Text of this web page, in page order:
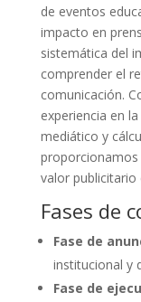
de eventos
impacto en
sistemática del
comprender el
comunicación.
experiencia en
mediático y
valor publicitario
Fases de
Fase de
institucional y
Fase de